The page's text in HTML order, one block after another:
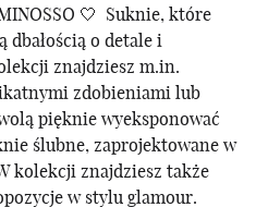
🤍 Suknie, które
dbałością o detale i
znajdziesz m.in.
zdobieniami lub
pięknie wyeksponować
ślubne, zaprojektowane w
kolekcji znajdziesz także
w stylu glamour.